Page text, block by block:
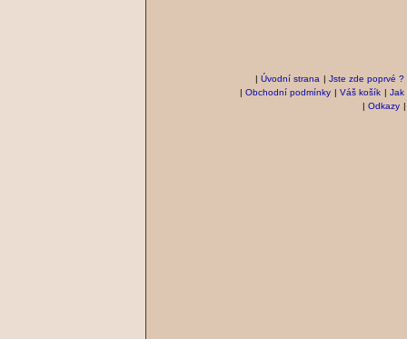
| Úvodní strana | Jste zde poprvé ?
| Obchodní podmínky | Váš košík | Jak
| Odkazy